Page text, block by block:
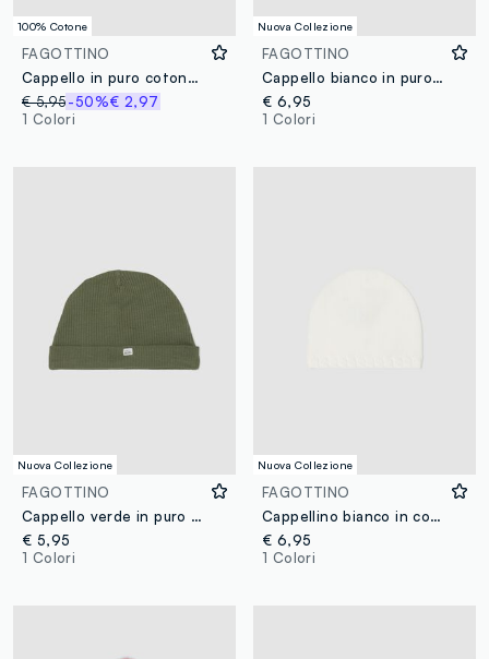
100% Cotone
FAGOTTINO
Cappello in puro cotone rosa da neonata con orecchie
€ 5,95-50%€ 2,97
1 Colori
Nuova Collezione
FAGOTTINO
Cappello bianco in puro cotone organico lavorato a maglia con pompon per neonati
€ 6,95
1 Colori
Nuova Collezione
FAGOTTINO
Cappello verde in puro cotone organico a coste per neonati
€ 5,95
1 Colori
Nuova Collezione
FAGOTTINO
Cappellino bianco in cotone organico con lavorazione a maglia per neonati
€ 6,95
1 Colori